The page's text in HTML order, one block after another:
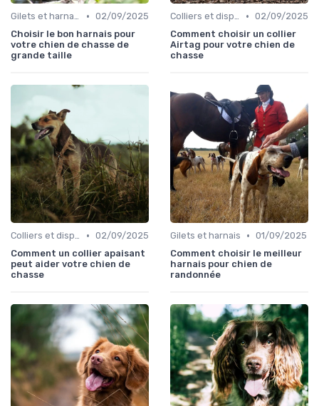
Gilets et harnais • 02/09/2025
Choisir le bon harnais pour
votre chien de chasse de
grande taille
Colliers et dispositifs de suivi • 02/09/2025
Comment choisir un collier
Airtag pour votre chien de
chasse
Colliers et dispositifs de suivi • 02/09/2025
Comment un collier apaisant
peut aider votre chien de
chasse
Gilets et harnais • 01/09/2025
Comment choisir le meilleur
harnais pour chien de
randonnée